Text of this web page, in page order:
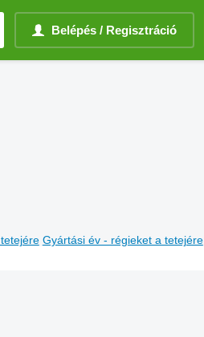
Belépés / Regisztráció
Gyártási év - régieket a tetejére